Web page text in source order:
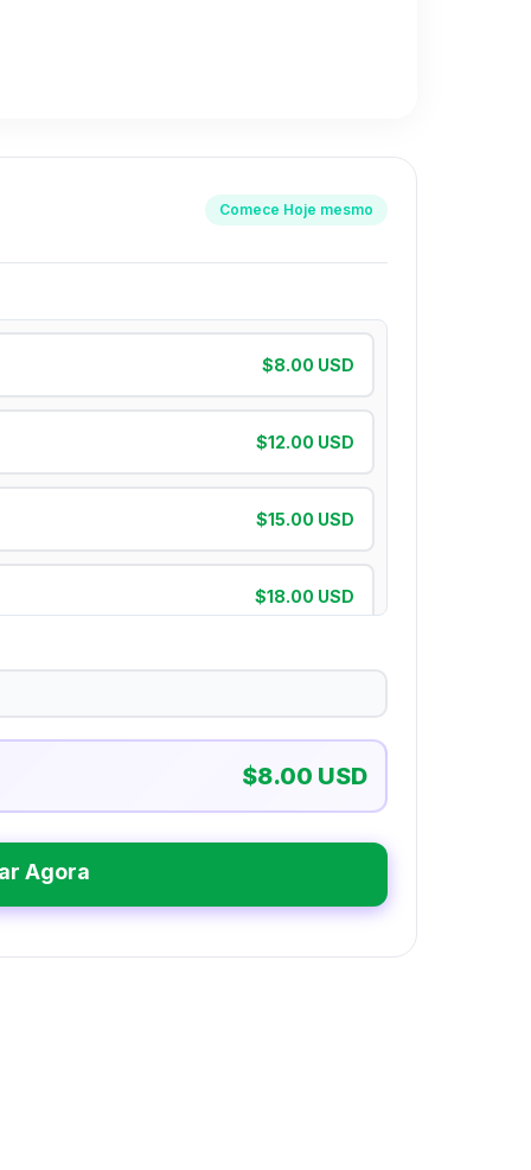
Comece Hoje mesmo
$8.00 USD
$12.00 USD
$15.00 USD
$18.00 USD
$21.00 USD
$75.00 USD
$8.00 USD
Agora